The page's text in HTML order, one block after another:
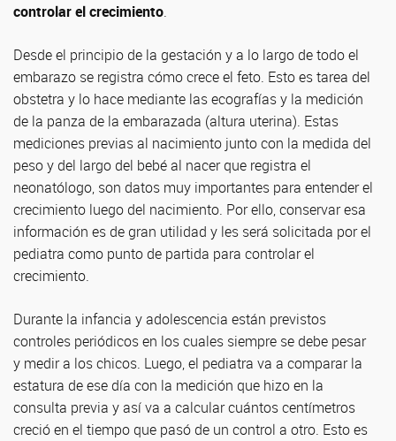
controlar el crecimiento.
Desde el principio de la gestación y a lo largo de todo el
embarazo se registra cómo crece el feto. Esto es tarea del
obstetra y lo hace mediante las ecografías y la medición
de la panza de la embarazada (altura uterina). Estas
mediciones previas al nacimiento junto con la medida del
peso y del largo del bebé al nacer que registra el
neonatólogo, son datos muy importantes para entender el
crecimiento luego del nacimiento. Por ello, conservar esa
información es de gran utilidad y les será solicitada por el
pediatra como punto de partida para controlar el
crecimiento.
Durante la infancia y adolescencia están previstos
controles periódicos en los cuales siempre se debe pesar
y medir a los chicos. Luego, el pediatra va a comparar la
estatura de ese día con la medición que hizo en la
consulta previa y así va a calcular cuántos centímetros
creció en el tiempo que pasó de un control a otro. Esto es